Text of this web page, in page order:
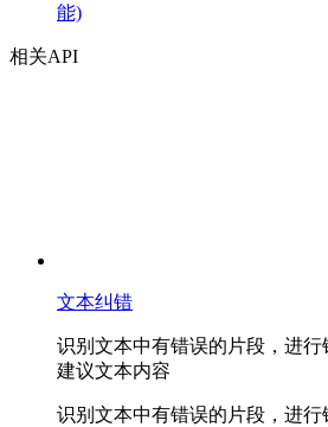
能)
相关API
文本纠错
识别文本中有错误的片段，进
建议文本内容
识别文本中有错误的片段，进